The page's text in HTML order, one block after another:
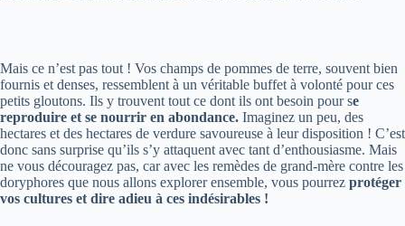
Mais ce n’est pas tout ! Vos champs de pommes de terre, souvent bien
fournis et denses, ressemblent à un véritable buffet à volonté pour ces
petits gloutons. Ils y trouvent tout ce dont ils ont besoin pour se
reproduire et se nourrir en abondance. Imaginez un peu, des
hectares et des hectares de verdure savoureuse à leur disposition ! C’est
donc sans surprise qu’ils s’y attaquent avec tant d’enthousiasme. Mais
ne vous découragez pas, car avec les remèdes de grand-mère contre les
doryphores que nous allons explorer ensemble, vous pourrez protéger
vos cultures et dire adieu à ces indésirables !